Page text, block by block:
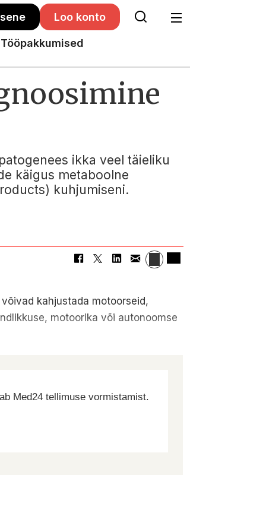
Loo konto
Tööpakkumised
ikka veel täieliku
käigus metaboolne
kuhjumiseni.
kahjustada motoorseid,
motoorika või autonoomse
Med24 tellimuse vormistamist.